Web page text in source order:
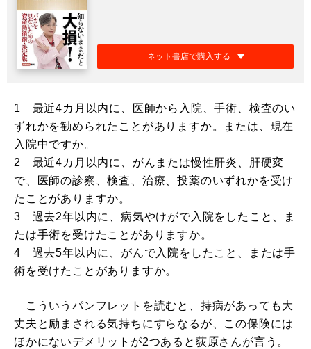
ネット書店で購入する
1 最近4カ月以内に、医師から入院、手術、検査のい
ずれかを勧められたことがありますか。または、現在
入院中ですか。
2 最近4カ月以内に、がんまたは慢性肝炎、肝硬変
で、医師の診察、検査、治療、投薬のいずれかを受け
たことがありますか。
3 過去2年以内に、病気やけがで入院をしたこと、ま
たは手術を受けたことがありますか。
4 過去5年以内に、がんで入院をしたこと、または手
術を受けたことがありますか。
こういうパンフレットを読むと、持病があっても大
丈夫と励まされる気持ちにすらなるが、この保険には
ほかにないデメリットが2つあると荻原さんが言う。